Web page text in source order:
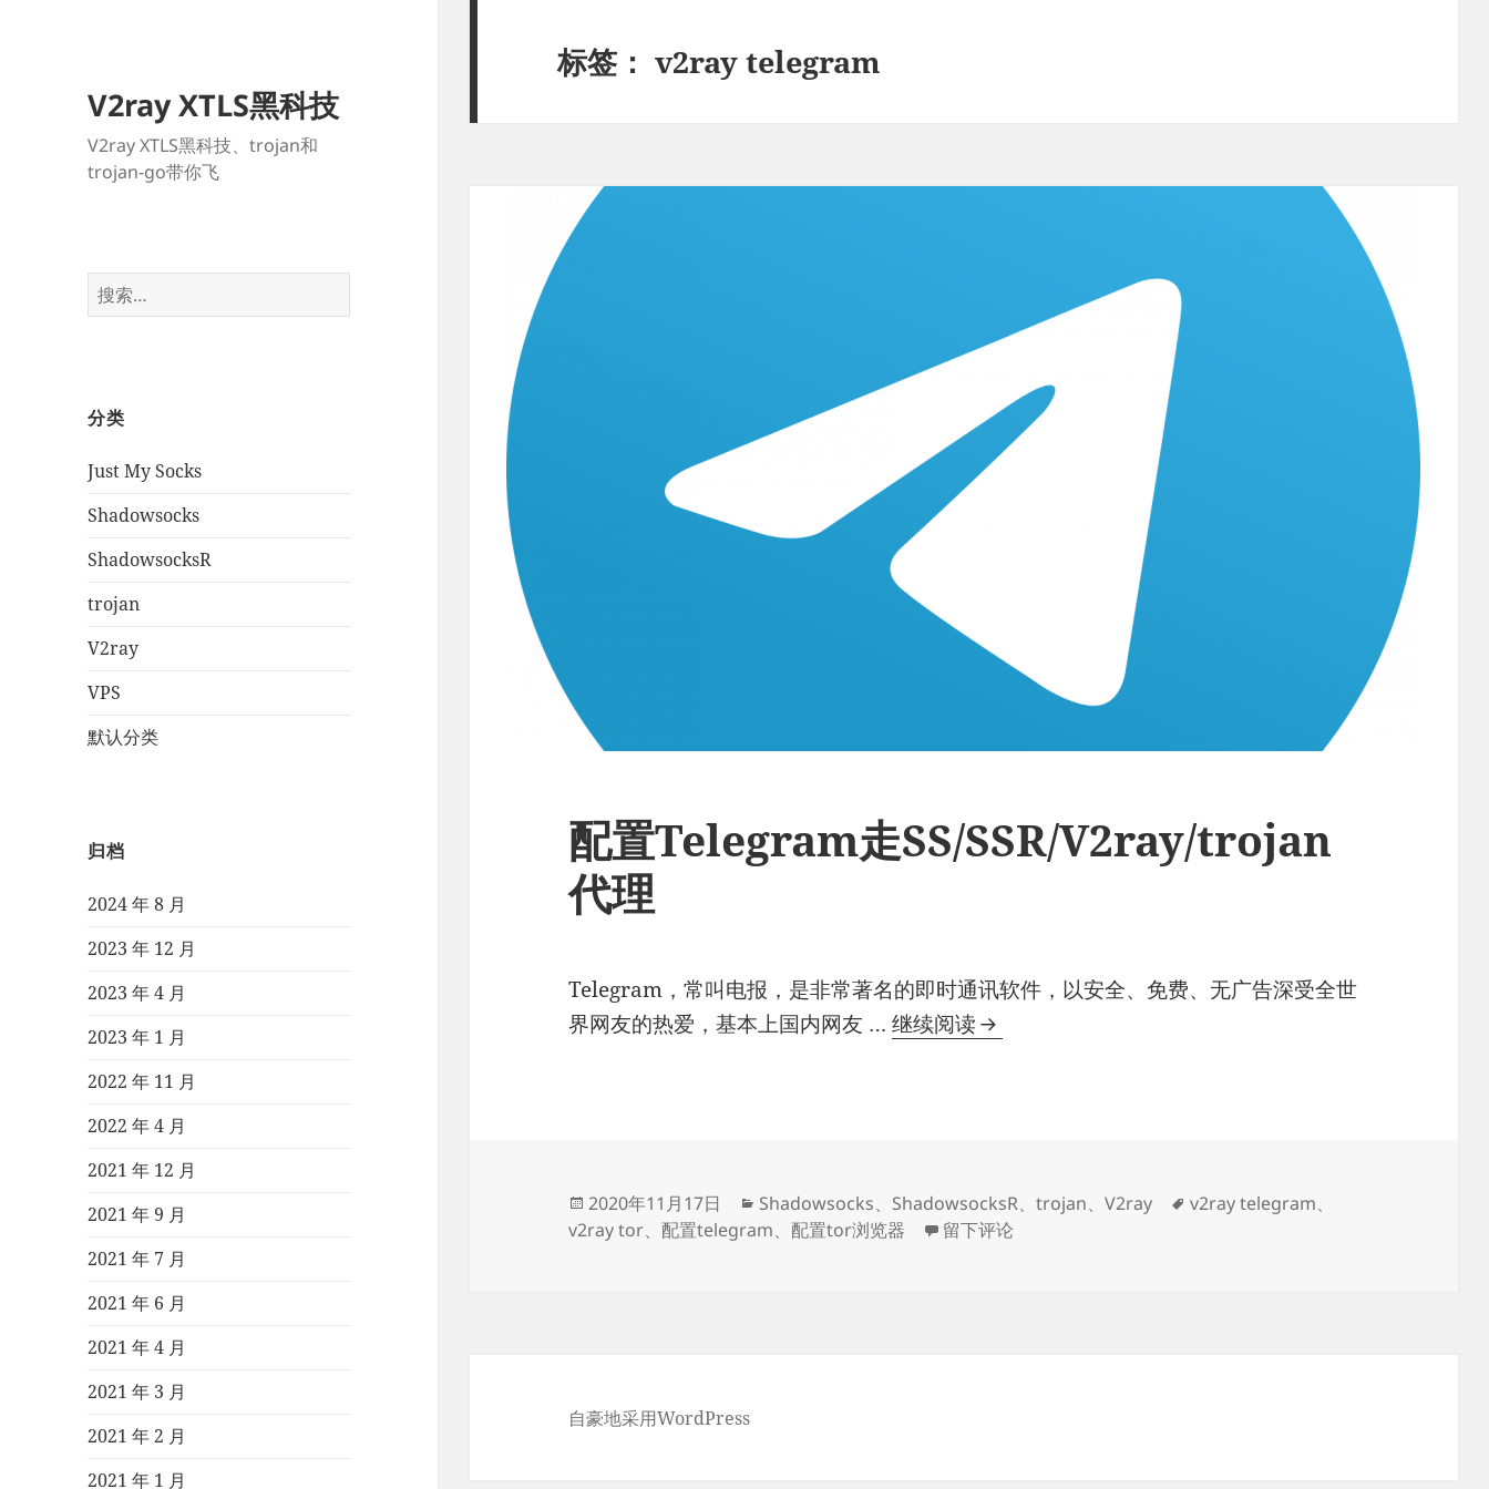
V2ray XTLS黑科技
V2ray XTLS黑科技、trojan和
trojan-go带你飞
搜
索：
分类
Just My Socks
Shadowsocks
ShadowsocksR
trojan
V2ray
VPS
默认分类
归档
2024 年 8 月
2023 年 12 月
2023 年 4 月
2023 年 1 月
2022 年 11 月
2022 年 4 月
2021 年 12 月
2021 年 9 月
2021 年 7 月
2021 年 6 月
2021 年 4 月
2021 年 3 月
2021 年 2 月
2021 年 1 月
标签： v2ray telegram
配置Telegram走SS/SSR/V2ray/trojan
代理
Telegram，常叫电报，是非常著名的即时通讯软件，以安全、免费、无广告深受全世
界网友的热爱，基本上国内网友 … 继续阅读配
代
理
发
布
2020年11月17日
分
类
Shadowsocks、 ShadowsocksR、 trojan、 V2ray
标
v2ray telegram、
v2ray tor、 配置telegram、 配置tor浏览器 于配置Telegram走SS/SSR/V2ray/trojan代理
留下评论
自豪地采用WordPress